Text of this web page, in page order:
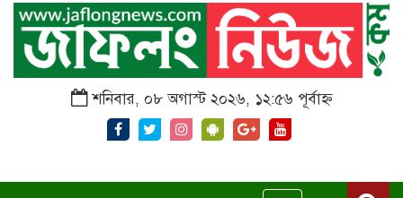
শনিবার, ০৮ অগাস্ট ২০২৬, ১২:৫৬ পূর্বাহ্ন